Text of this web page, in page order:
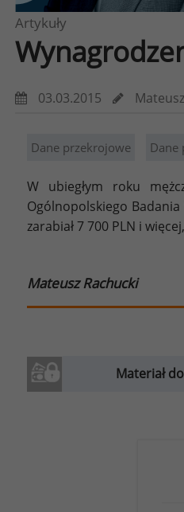
Artykuły
03.03.2015
Dane przekrojowe Dane
W ubiegłym roku
Ogólnopolskiego
zarabiał 7 700 PLN i
Mateusz Rachucki
Materiał